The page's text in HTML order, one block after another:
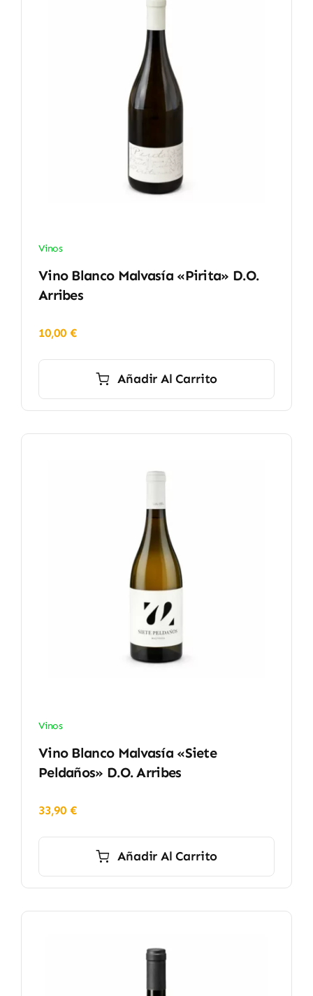
Vinos
Vino Blanco Malvasía «Pirita» D.O.
Arribes
10,00 €
Añadir Al Carrito
Vinos
Vino Blanco Malvasía «Siete
Peldaños» D.O. Arribes
33,90 €
Añadir Al Carrito